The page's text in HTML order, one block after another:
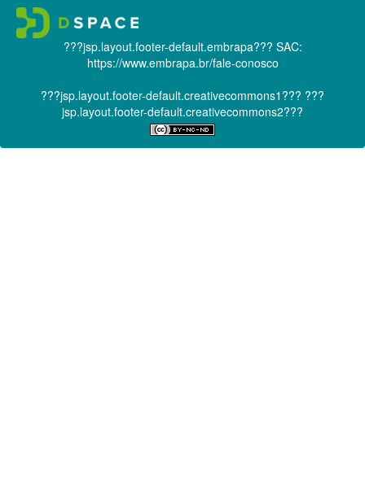
???jsp.layout.footer-default.embrapa??? SAC:
https://www.embrapa.br/fale-conosco
???jsp.layout.footer-default.creativecommons1??? ???
jsp.layout.footer-default.creativecommons2???